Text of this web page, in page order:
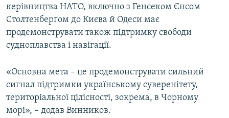
керівництва НАТО, включно з Генсеком Єнсом
Столтенберґом до Києва й Одеси має
продемонструвати також підтримку свободи
судноплавства і навігації.
«Основна мета – це продемонструвати сильний
сигнал підтримки українському суверенітету,
територіальної цілісності, зокрема, в Чорному
морі», – додав Винников.